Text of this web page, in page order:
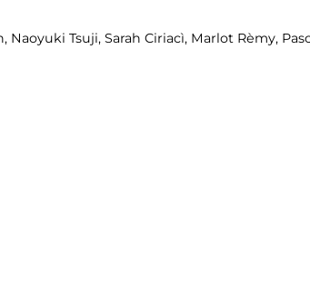
Tsuji, Sarah Ciriacì, Marlot Rèmy,